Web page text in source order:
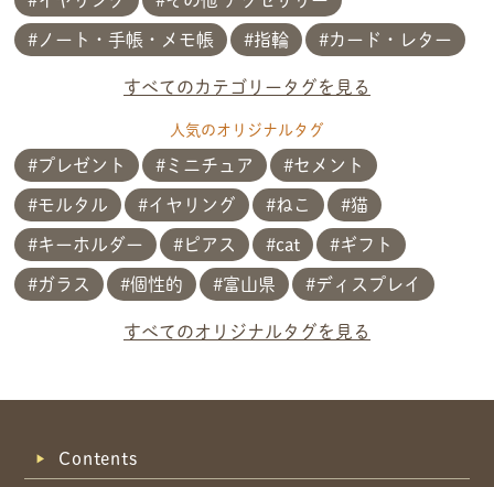
ノート・手帳・メモ帳 指輪 カード・レター
すべてのカテゴリータグを見る
人気のオリジナルタグ
プレゼント ミニチュア セメント
モルタル イヤリング ねこ 猫
キーホルダー ピアス cat ギフト
ガラス 個性的 富山県 ディスプレイ
すべてのオリジナルタグを見る
共有方法を選択
Contents